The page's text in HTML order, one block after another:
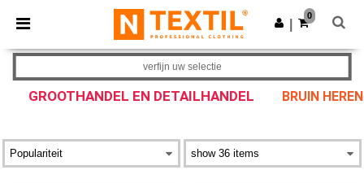
× Ntextil-app
Betere prijzen in de app!
Download app
0
GROOTHANDEL EN DETAILHANDEL BRUIN
verfijn uw selectie